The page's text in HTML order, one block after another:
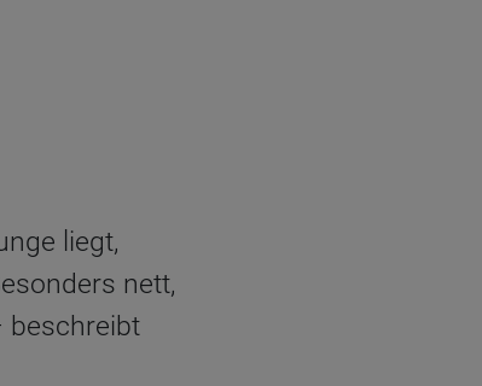
liegt,
nett,
beschreibt